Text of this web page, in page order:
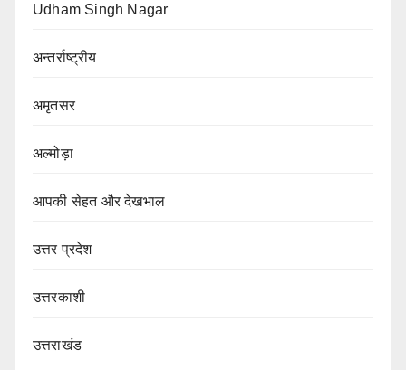
Udham Singh Nagar
अन्तर्राष्ट्रीय
अमृतसर
अल्मोड़ा
आपकी सेहत और देखभाल
उत्तर प्रदेश
उत्तरकाशी
उत्तराखंड